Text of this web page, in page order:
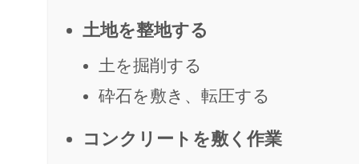
土地を整地する
土を掘削する
砕石を敷き、転圧する
コンクリートを敷く作業